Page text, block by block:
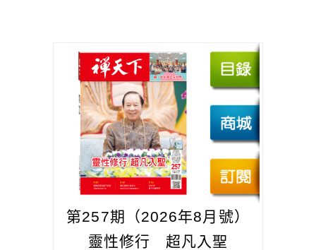
第257期（2026年8月號）
靈性修行 超凡入聖